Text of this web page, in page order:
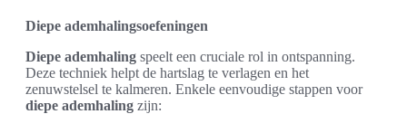
Diepe ademhalingsoefeningen
Diepe ademhaling speelt een cruciale rol in ontspanning.
Deze techniek helpt de hartslag te verlagen en het
zenuwstelsel te kalmeren. Enkele eenvoudige stappen voor
diepe ademhaling zijn: